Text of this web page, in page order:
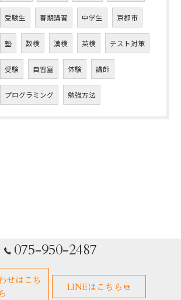
受験生 春期講習 中学生 京都市
塾 数検 漢検 英検 テスト対策
受験 自習室 体験 講師
プログラミング 勉強方法
075-950-2487
せはこち
ら
LINEはこちら